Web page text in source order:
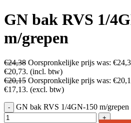
GN bak RVS 1/
m/grepen
€24,38 Oorspronkelijke prijs was:
€20,73. (incl. btw)
€20,15 Oorspronkelijke prijs was:
€17,13. (excl. btw)
GN bak RVS 1/4GN-150 m/grepen